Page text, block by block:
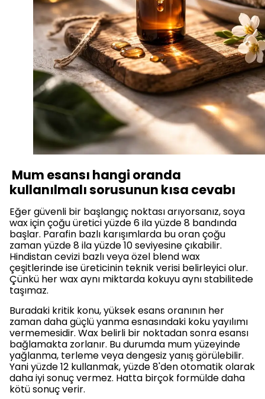
Mum esansı hangi oranda
kullanılmalı sorusunun kısa cevabı
Eğer güvenli bir başlangıç noktası arıyorsanız, soya
wax için çoğu üretici yüzde 6 ila yüzde 8 bandında
başlar. Parafin bazlı karışımlarda bu oran çoğu
zaman yüzde 8 ila yüzde 10 seviyesine çıkabilir.
Hindistan cevizi bazlı veya özel blend wax
çeşitlerinde ise üreticinin teknik verisi belirleyici olur.
Çünkü her wax aynı miktarda kokuyu aynı stabilitede
taşımaz.
Buradaki kritik konu, yüksek esans oranının her
zaman daha güçlü yanma esnasındaki koku yayılımı
vermemesidir. Wax belirli bir noktadan sonra esansı
bağlamakta zorlanır. Bu durumda mum yüzeyinde
yağlanma, terleme veya dengesiz yanış görülebilir.
Yani yüzde 12 kullanmak, yüzde 8'den otomatik olarak
daha iyi sonuç vermez. Hatta birçok formülde daha
kötü sonuç verir.